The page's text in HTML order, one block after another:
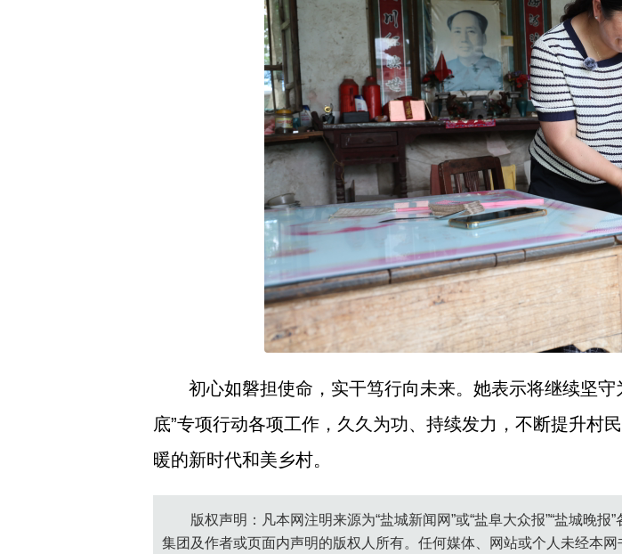
初心如磐担使命，实干笃行向未来。她表示将继续坚
底”专项行动各项工作，久久为功、持续发力，不断提升村
暖的新时代和美乡村。
版权声明：凡本网注明来源为“盐城新闻网”或“盐阜大众报”“盐城晚
集团及作者或页面内声明的版权人所有。任何媒体、网站或个人未经本